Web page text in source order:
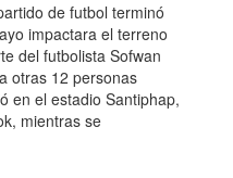
de futbol terminó
impactara el terreno
del futbolista Sofwan
otras 12 personas
en el estadio Santiphap,
mientras se